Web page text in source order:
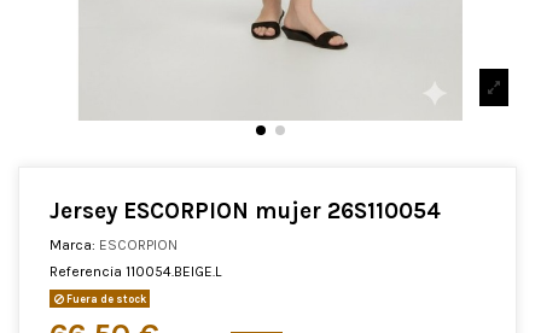
Jersey ESCORPION mujer 26S110054
Marca: ESCORPION
Referencia 110054.BEIGE.L
Fuera de stock